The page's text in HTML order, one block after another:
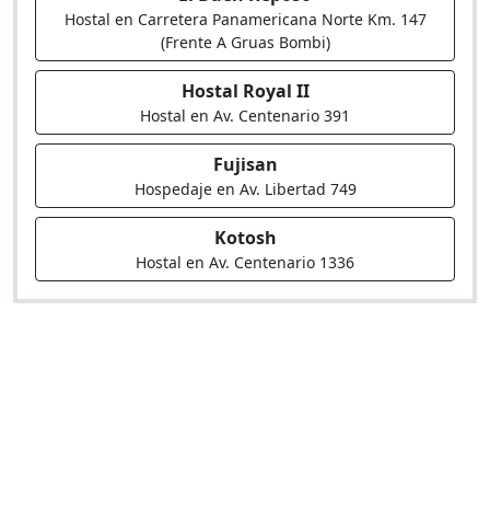
Hostal en Carretera Panamericana Norte Km. 147
(Frente A Gruas Bombi)
Hostal Royal II
Hostal en Av. Centenario 391
Fujisan
Hospedaje en Av. Libertad 749
Kotosh
Hostal en Av. Centenario 1336